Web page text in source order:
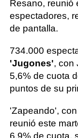
Resano, reunió
espectadores,
de pantalla.
734.000
'Jugones', con
5,6% de cuota
puntos de su
'Zapeando',
reunió este
6,9% de cuota,